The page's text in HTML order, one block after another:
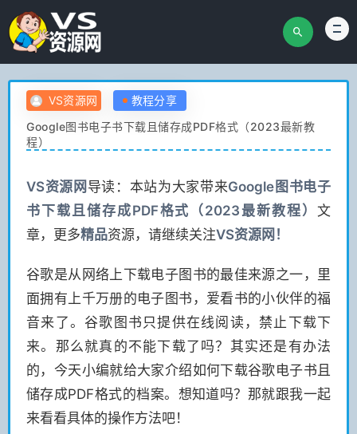
VS资源网
教程分享
Google图书电子书下载且储存成PDF格式（2023最新教
程）
VS资源网 导读：本站为大家带来Google图书电子
书下载且储存成PDF格式（2023最新教程） 文
章，更多精品资源，请继续关注VS资源网！
谷歌是从网络上下载电子图书的最佳来源之一，里
面拥有上千万册的电子图书，爱看书的小伙伴的福
音来了。谷歌图书只提供在线阅读，禁止下载下
来。那么就真的不能下载了吗？其实还是有办法
的，今天小编就给大家介绍如何下载谷歌电子书且
储存成PDF格式的档案。想知道吗？那就跟我一起
来看看具体的操作方法吧！